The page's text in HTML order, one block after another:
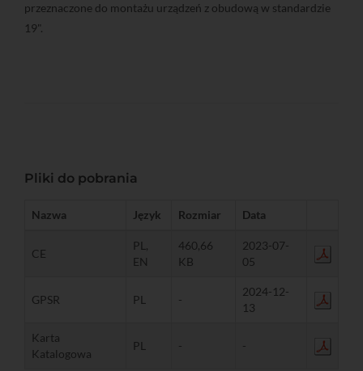
przeznaczone do montażu urządzeń z obudową w standardzie
19".
Pliki do pobrania
Nazwa Język Rozmiar Data
CE
PL,
EN
460,66
KB
2023-07-
05
GPSR PL -
2024-12-
13
Karta
Katalogowa
PL - -